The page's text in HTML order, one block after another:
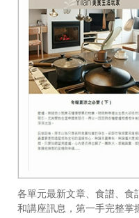
各單元最新文章、食譜、食
和講座訊息，第一手完整掌